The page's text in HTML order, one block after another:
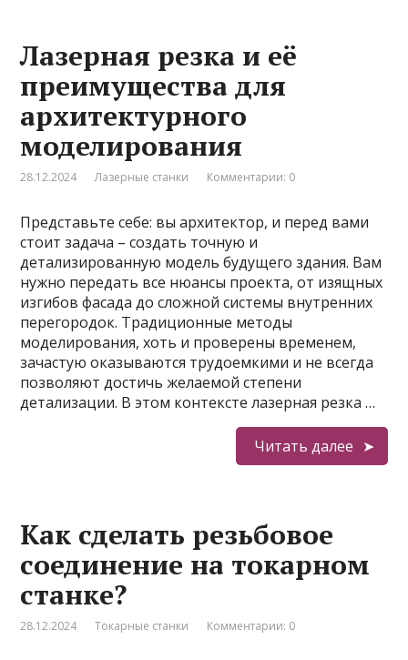
Лазерная резка и её
преимущества для
архитектурного
моделирования
28.12.2024 Лазерные станки Комментарии: 0
Представьте себе: вы архитектор, и перед вами
стоит задача – создать точную и
детализированную модель будущего здания. Вам
нужно передать все нюансы проекта, от изящных
изгибов фасада до сложной системы внутренних
перегородок. Традиционные методы
моделирования, хоть и проверены временем,
зачастую оказываются трудоемкими и не всегда
позволяют достичь желаемой степени
детализации. В этом контексте лазерная резка …
Читать далее
Как сделать резьбовое
соединение на токарном
станке?
28.12.2024 Токарные станки Комментарии: 0